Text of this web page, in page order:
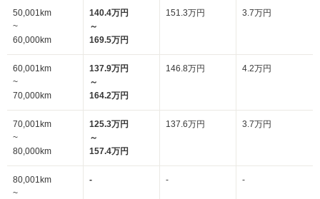
50,001km
~
60,000km
140.4万円
～
169.5万円
151.3万円 3.7万円
60,001km
~
70,000km
137.9万円
～
164.2万円
146.8万円 4.2万円
70,001km
~
80,000km
125.3万円
～
157.4万円
137.6万円 3.7万円
80,001km
~
- - -